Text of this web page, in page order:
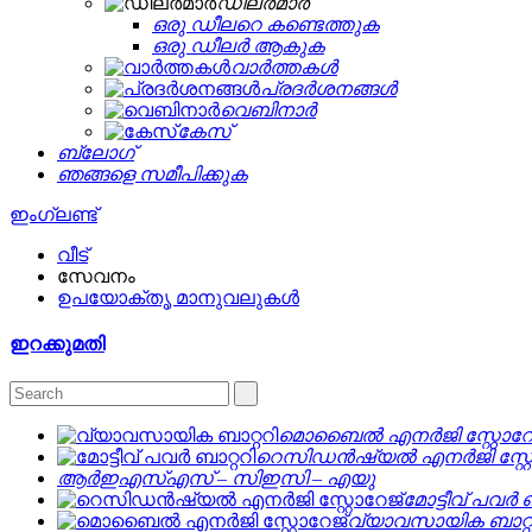
ഒരു ഡീലറെ കണ്ടെത്തുക
ഒരു ഡീലർ ആകുക
വാർത്തകൾ
പ്രദർശനങ്ങൾ
വെബിനാർ
കേസ്
ബ്ലോഗ്
ഞങ്ങളെ സമീപിക്കുക
ഇംഗ്ലണ്ട്
വീട്
സേവനം
ഉപയോക്തൃ മാനുവലുകൾ
ഇറക്കുമതി
മൊബൈൽ എനർജി
റെസിഡൻഷ്യൽ എനർജി
ആർഇഎസ്എസ് – സിഇസി – എയു
മോട്ടീവ് പവർ
വ്യാവസായിക